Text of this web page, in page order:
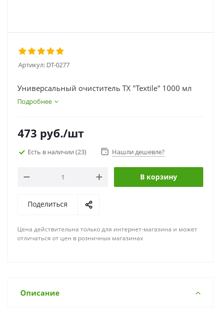
Артикул: DT-0277
Универсальный очиститель TX "Textile" 1000 мл
Подробнее
473 руб./шт
Есть в наличии (23) Нашли дешевле?
В корзину
Поделиться
Цена действительна только для интернет-магазина и может
отличаться от цен в розничных магазинах
Описание